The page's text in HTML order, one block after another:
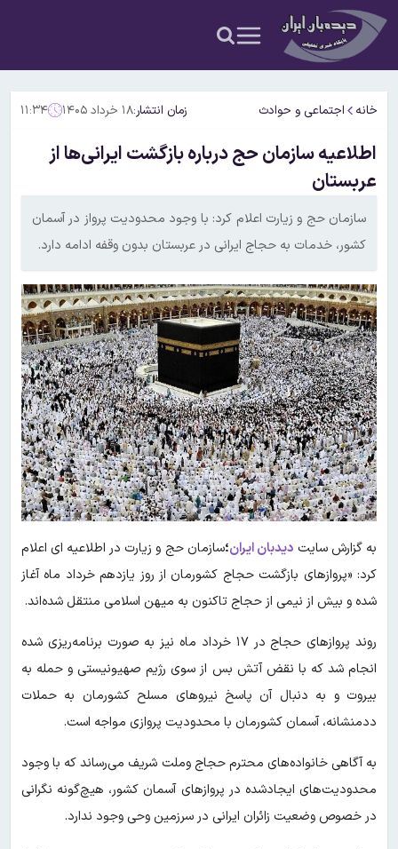
خانه اجتماعی و حوادث زمان انتشار:۱۸ خرداد ۱۴۰۵ ۱۱:۳۴
اطلاعیه سازمان حج درباره بازگشت ایرانی‌ها از
عربستان
سازمان حج و زیارت اعلام کرد: با وجود محدودیت پرواز در آسمان
کشور، خدمات به حجاج ایرانی در عربستان بدون وقفه ادامه دارد.
به گزارش سایت دیدبان ایران؛سازمان حج و زیارت در اطلاعیه ای اعلام
کرد: «پروازهای بازگشت حجاج کشورمان از روز یازدهم خرداد ماه آغاز
شده و بیش از نیمی از حجاج تاکنون به میهن اسلامی منتقل شده‌اند.
روند پروازهای حجاج در ۱۷ خرداد ماه نیز به صورت برنامه‌ریزی شده
انجام شد که با نقض آتش بس از سوی رژیم صهیونیستی و حمله به
بیروت و به دنبال آن پاسخ نیروهای مسلح کشورمان به حملات
ددمنشانه، آسمان کشورمان با محدودیت پروازی مواجه است.
به آگاهی خانواده‌های محترم حجاج وملت شریف می‌رساند که با وجود
محدودیت‌های ایجادشده در پروازهای آسمان کشور، هیچ‌گونه نگرانی
در خصوص وضعیت زائران ایرانی در سرزمین وحی وجود ندارد.